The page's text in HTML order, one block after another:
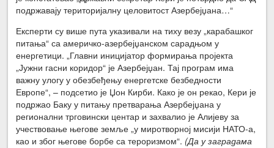
подржавају територијалну целовитост Азербејџана…“
Експерти су више пута указивали на тиху везу „карабашког
питања“ са америчко-азербејџанском сарадњом у
енергетици. „Главни иницијатор формирања пројекта
„Јужни гасни коридор“ је Азербејџан. Тај програм има
важну улогу у обезбеђењу енергетске безбедности
Европе“, – подсетио је Џон Кирби. Како је он рекао, Кери је
подржао Баку у питању претварања Азербејџана у
регионални трговински центар и захвалио је Алијеву за
учествовање његове земље „у миротворној мисији НАТО-а,
као и због његове борбе са тероризмом“. (Да у заградама